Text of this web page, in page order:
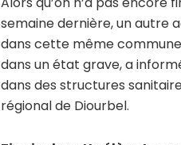
semaine dernière, un autre
dans cette même
dans un état grave, a
dans des structures
régional de Diourbel.